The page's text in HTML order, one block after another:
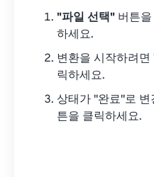
"파일 선택" 버튼
하세요.
변환을 시작하려면
릭하세요.
상태가 "완료"로 변
튼을 클릭하세요.